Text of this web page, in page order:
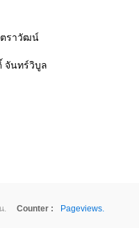
ราวัฒน์
จันทร์วิบูล
. Counter :
Pageviews.